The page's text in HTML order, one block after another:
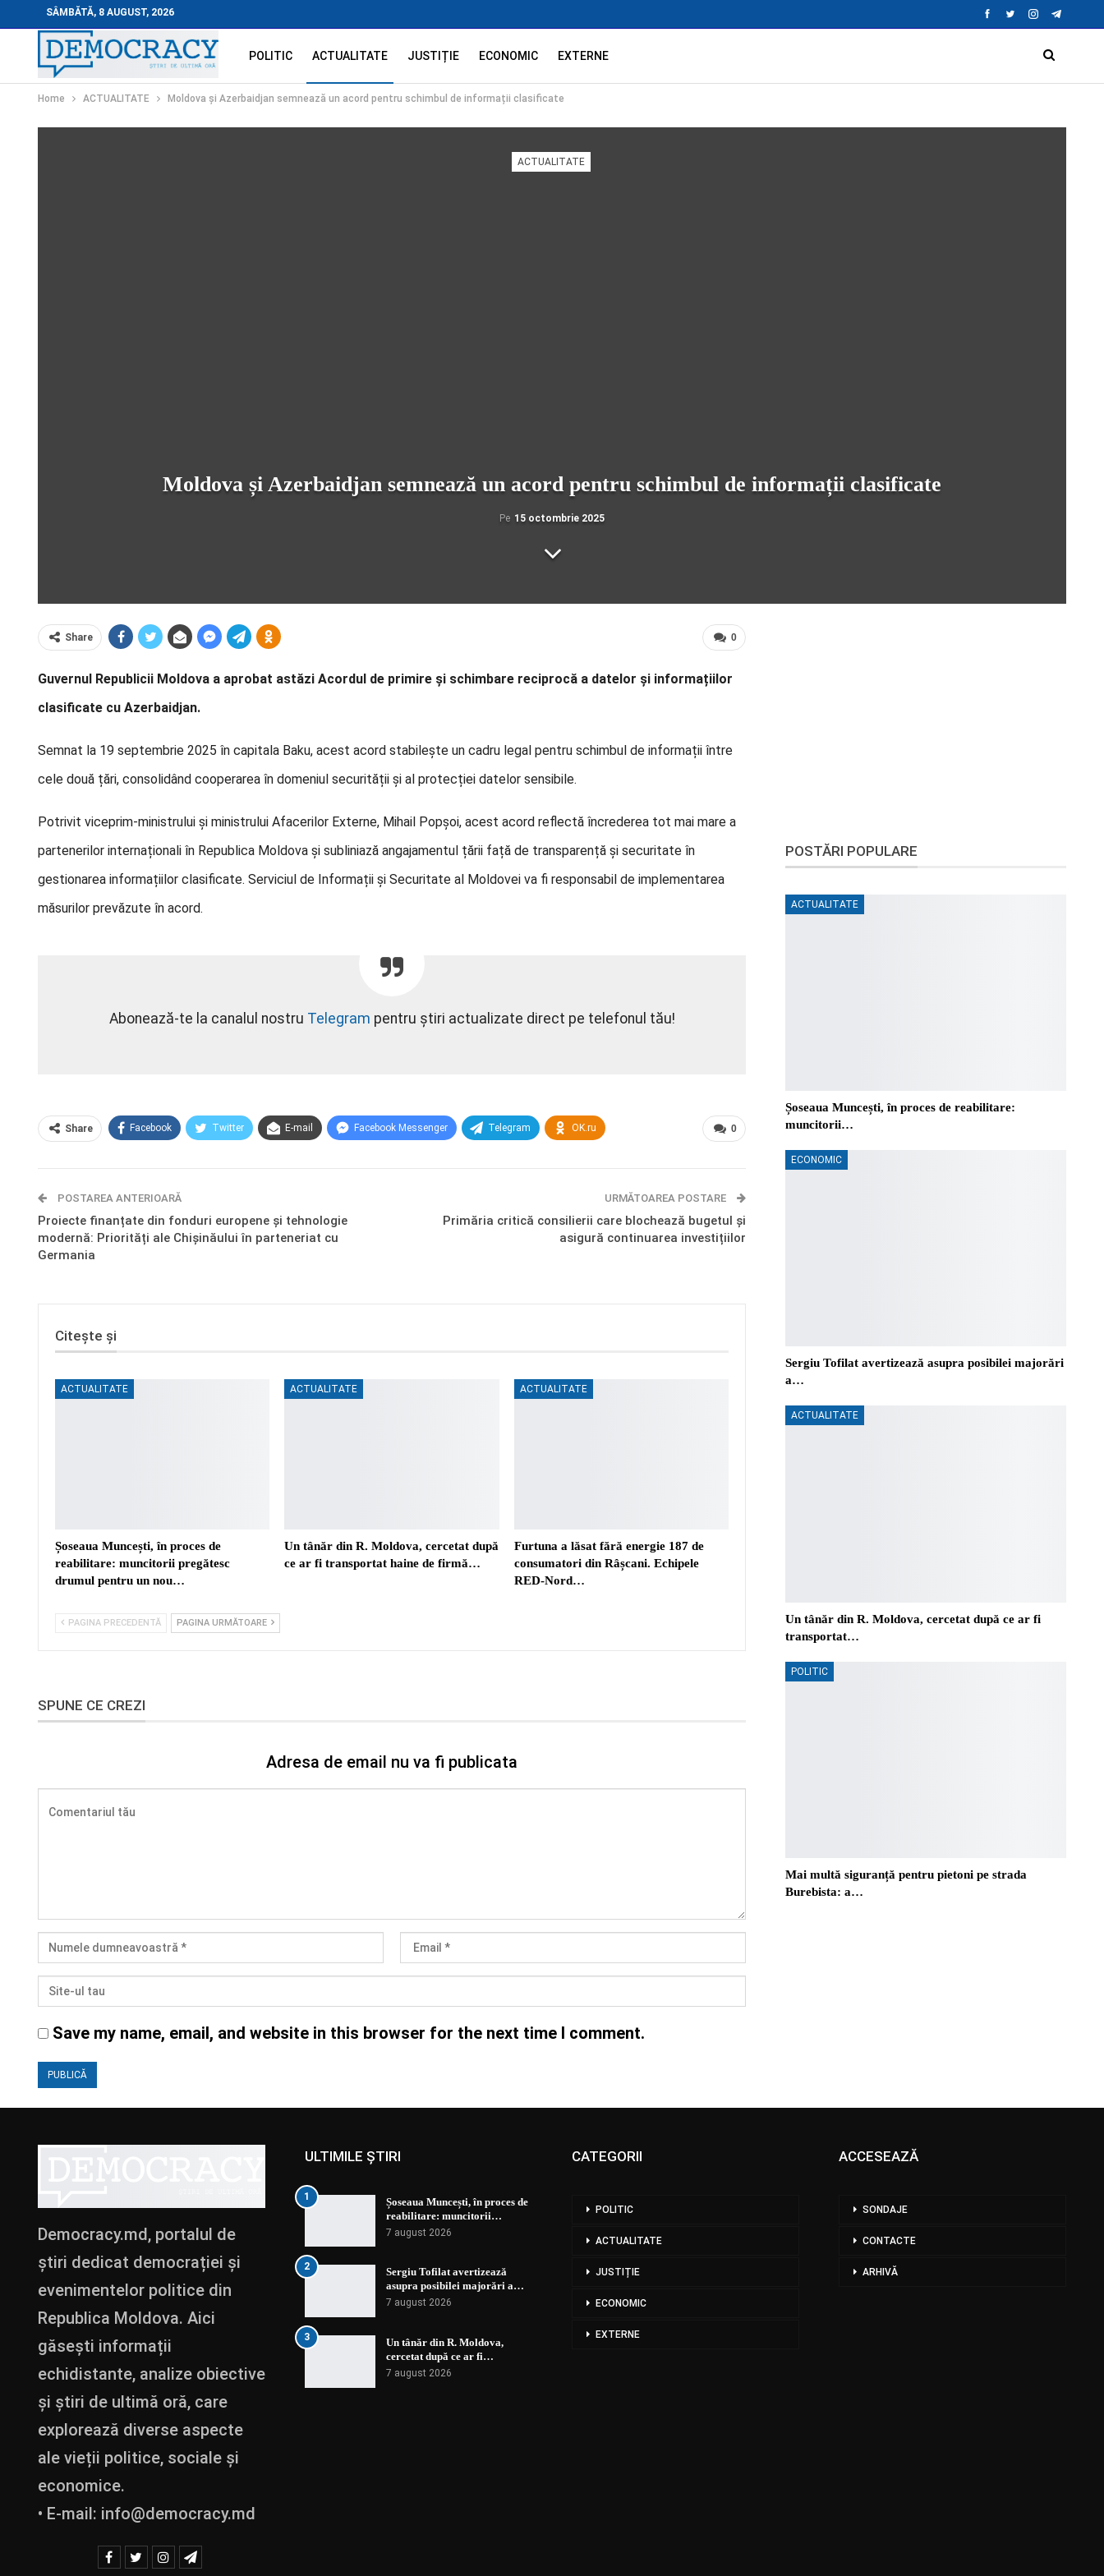
SÂMBĂTĂ, 8 AUGUST, 2026
POLITIC ACTUALITATE JUSTIȚIE ECONOMIC EXTERNE
Home ACTUALITATE Moldova și Azerbaidjan semnează un acord pentru schimbul de informații clasificate
ACTUALITATE
Moldova și Azerbaidjan semnează un acord pentru schimbul de informații clasificate
Pe 15 octombrie 2025
0
Share
Guvernul Republicii Moldova a aprobat astăzi Acordul de primire și schimbare reciprocă a datelor și informațiilor
clasificate cu Azerbaidjan.
Semnat la 19 septembrie 2025 în capitala Baku, acest acord stabilește un cadru legal pentru schimbul de informații între
cele două țări, consolidând cooperarea în domeniul securității și al protecției datelor sensibile.
Potrivit viceprim-ministrului și ministrului Afacerilor Externe, Mihail Popșoi, acest acord reflectă încrederea tot mai mare a
partenerilor internaționali în Republica Moldova și subliniază angajamentul țării față de transparență și securitate în
gestionarea informațiilor clasificate. Serviciul de Informații și Securitate al Moldovei va fi responsabil de implementarea
măsurilor prevăzute în acord.
Abonează-te la canalul nostru Telegram pentru știri actualizate direct pe telefonul tău!
0
Share Facebook Twitter E-mail Facebook Messenger Telegram OK.ru
POSTAREA ANTERIOARĂ
Proiecte finanțate din fonduri europene și tehnologie
modernă: Priorități ale Chișinăului în parteneriat cu
Germania
URMĂTOAREA POSTARE
Primăria critică consilierii care blochează bugetul și
asigură continuarea investițiilor
Citește și
ACTUALITATE
Șoseaua Muncești, în proces de
reabilitare: muncitorii pregătesc
drumul pentru un nou…
ACTUALITATE
Un tânăr din R. Moldova, cercetat după
ce ar fi transportat haine de firmă…
ACTUALITATE
Furtuna a lăsat fără energie 187 de
consumatori din Râșcani. Echipele
RED-Nord…
PAGINA PRECEDENTĂ PAGINA URMĂTOARE
SPUNE CE CREZI
Adresa de email nu va fi publicata
Save my name, email, and website in this browser for the next time I comment.
POSTĂRI POPULARE
ACTUALITATE
Șoseaua Muncești, în proces de reabilitare:
muncitorii…
ECONOMIC
Sergiu Tofilat avertizează asupra posibilei majorări
a…
ACTUALITATE
Un tânăr din R. Moldova, cercetat după ce ar fi
transportat…
POLITIC
Mai multă siguranță pentru pietoni pe strada
Burebista: a…
Democracy.md, portalul de
știri dedicat democrației și
evenimentelor politice din
Republica Moldova. Aici
găsești informații
echidistante, analize obiective
și știri de ultimă oră, care
explorează diverse aspecte
ale vieții politice, sociale și
economice.
• E-mail: info@democracy.md
ULTIMILE ȘTIRI
1
Șoseaua Muncești, în proces de
reabilitare: muncitorii…
7 august 2026
2
Sergiu Tofilat avertizează
asupra posibilei majorări a…
7 august 2026
3
Un tânăr din R. Moldova,
cercetat după ce ar fi…
7 august 2026
CATEGORII
POLITIC
ACTUALITATE
JUSTIȚIE
ECONOMIC
EXTERNE
ACCESEAZĂ
SONDAJE
CONTACTE
ARHIVĂ